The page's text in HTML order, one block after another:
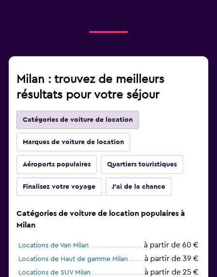
Milan : trouvez de meilleurs
résultats pour votre séjour
Catégories de voiture de location
Marques de voiture de location
Aéroports populaires Quartiers touristiques
Finalisez votre voyage J'ai de la chance
Catégories de voiture de location populaires à
Milan
Locations de Van Milan à partir de 60 €
Locations de Haut de gamme Milan à partir de 39 €
Locations de SUV Milan à partir de 25 €